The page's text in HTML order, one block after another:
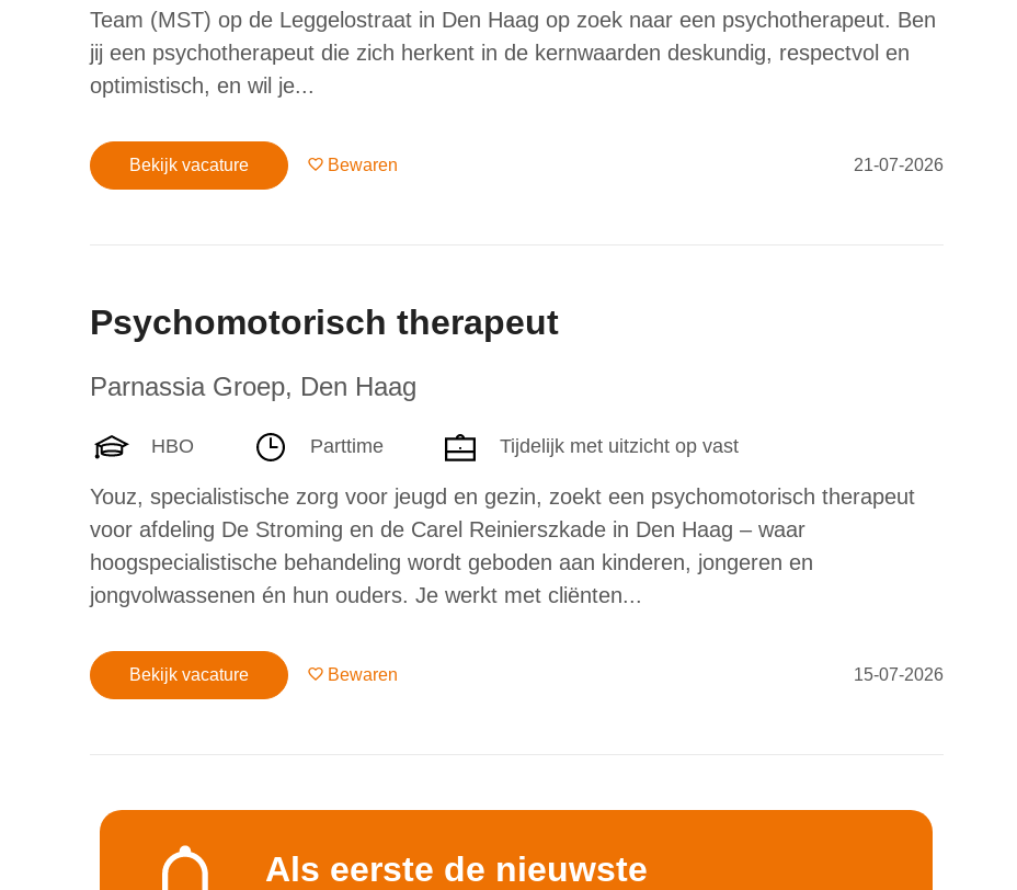
Team (MST) op de Leggelostraat in Den Haag op zoek naar een psychotherapeut. Ben
jij een psychotherapeut die zich herkent in de kernwaarden deskundig, respectvol en
optimistisch, en wil je...
Bekijk vacature Bewaren 21-07-2026
Psychomotorisch therapeut
Parnassia Groep, Den Haag
HBO Parttime Tijdelijk met uitzicht op vast
Youz, specialistische zorg voor jeugd en gezin, zoekt een psychomotorisch therapeut
voor afdeling De Stroming en de Carel Reinierszkade in Den Haag – waar
hoogspecialistische behandeling wordt geboden aan kinderen, jongeren en
jongvolwassenen én hun ouders. Je werkt met cliënten...
Bekijk vacature Bewaren 15-07-2026
Als eerste de nieuwste